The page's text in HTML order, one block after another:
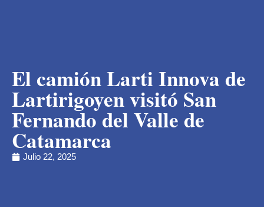
El camión Larti Innova de
Lartirigoyen visitó San
Fernando del Valle de
Catamarca
Julio 22, 2025